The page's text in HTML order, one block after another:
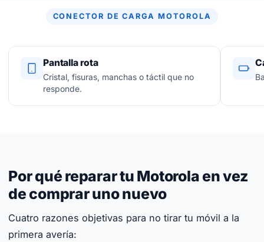
CONECTOR DE CARGA MOTOROLA
Pantalla rota
Cristal, fisuras, manchas o táctil que no
responde.
Por qué reparar tu Motorola en vez
de comprar uno nuevo
Cuatro razones objetivas para no tirar tu móvil a la
primera avería: